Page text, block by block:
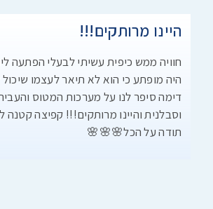
היינו מרותקים!!!
חוויה ממש כיפית עשיתי לבעלי הפתעה
היה מופתע כי הוא לא תיאר לעצמו
דימה סיפר לנו על מערכות המטוס
וסבלנית והיינו מרותקים!!! קפיצה
תודה על הכל🌸🌸🌸